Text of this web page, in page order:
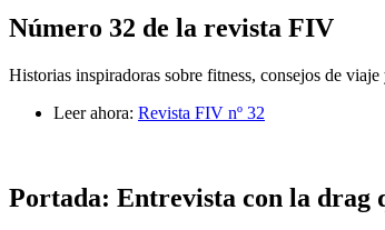
Número 32 de la revista FIV
Historias inspiradoras sobre fitness, consejos de viaje
Leer ahora: Revista FIV nº 32
Portada: Entrevista con la drag